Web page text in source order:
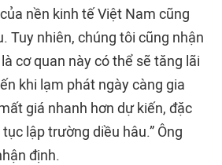
nền kinh tế Việt Nam cũng
Tuy nhiên, chúng tôi cũng nhận
cơ quan này có thể sẽ tăng lãi
khi lạm phát ngày càng gia
giá nhanh hơn dự kiến, đặc
lập trường diều hâu.” Ông
định.